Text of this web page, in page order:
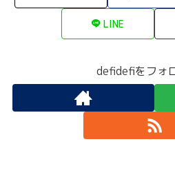
LINE
defidefiをフォ